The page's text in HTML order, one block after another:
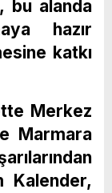
bu alanda
hazır
katkı
Merkez
Marmara
Kalender,